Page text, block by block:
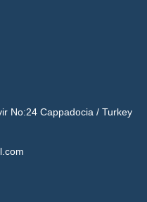
No:24 Cappadocia / Turkey